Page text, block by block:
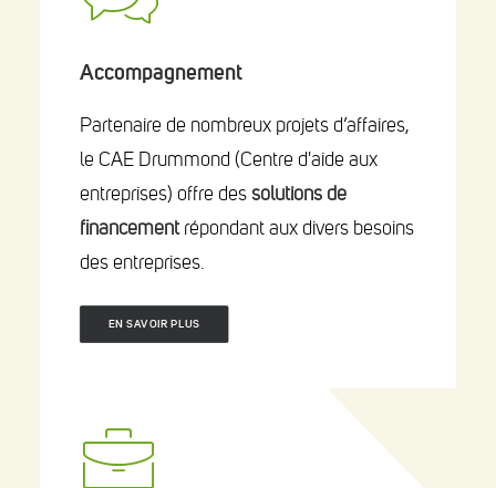
Accompagnement
Partenaire de nombreux projets d’affaires,
le CAE Drummond (Centre d'aide aux
entreprises) offre dessolutions de
financementrépondant aux divers besoins
des entreprises.
EN SAVOIR PLUS